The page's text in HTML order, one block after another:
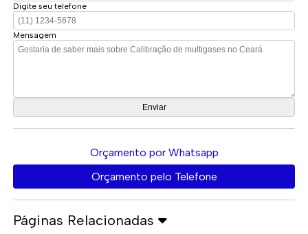
Digite seu telefone
Mensagem
Orçamento por Whatsapp
Orçamento pelo Telefone
Páginas Relacionadas